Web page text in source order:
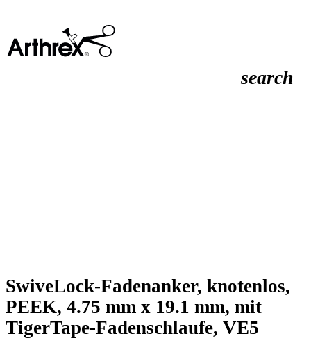
search
SwiveLock-Fadenanker, knotenlos,
PEEK, 4.75 mm x 19.1 mm, mit
TigerTape-Fadenschlaufe, VE5